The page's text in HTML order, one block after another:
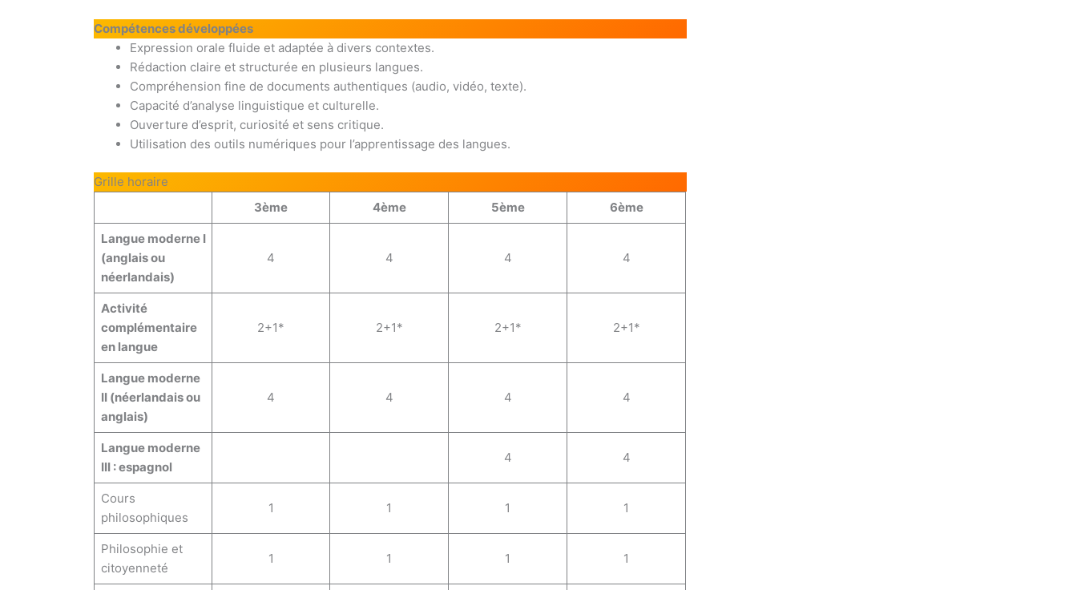
Compétences développées
Expression orale fluide et adaptée à divers contextes.
Rédaction claire et structurée en plusieurs langues.
Compréhension fine de documents authentiques (audio, vidéo, texte).
Capacité d’analyse linguistique et culturelle.
Ouverture d’esprit, curiosité et sens critique.
Utilisation des outils numériques pour l’apprentissage des langues.
Grille horaire
3ème
4ème 5ème 6ème
Langue moderne I
(anglais ou
néerlandais)
4 4 4 4
Activité
complémentaire
en langue
2+1* 2+1* 2+1* 2+1*
Langue moderne
II (néerlandais ou
anglais)
4 4 4 4
Langue moderne
III : espagnol
4 4
Cours
philosophiques
1 1 1 1
Philosophie et
citoyenneté
1 1 1 1